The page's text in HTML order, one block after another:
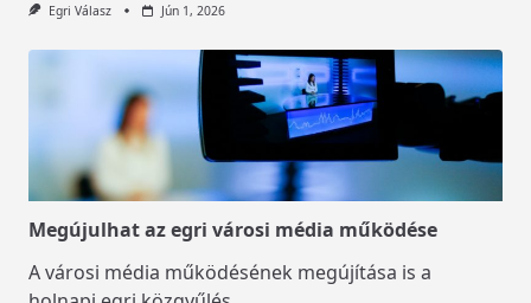
Egri Válasz Jún 1, 2026
Megújulhat az egri városi média működése
A városi média működésének megújítása is a